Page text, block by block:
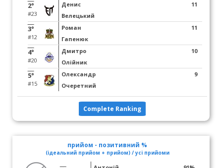
2°
#23
Денис
Велецький
11
3°
#12
Роман
Гапенюк
11
4°
#20
Дмитро
Олійник
10
5°
#15
Олександр
Очеретний
9
Complete Ranking
прийом - позитивний %
(ідеальний прийом + прийом) / усі прийоми